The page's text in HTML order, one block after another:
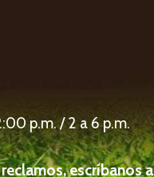
p.m. / 2 a 6 p.m.
escríbanos a